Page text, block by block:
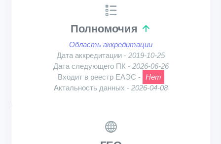
Полномочия
Область аккредитации
Дата аккредитации - 2019-10-25
Дата следующего ПК - 2026-06-26
Входит в реестр ЕАЭС - Нет
Актальность данных - 2026-04-08